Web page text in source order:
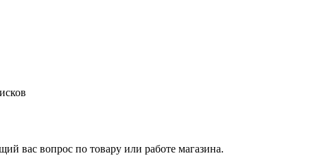
вас вопрос по товару или работе магазина.